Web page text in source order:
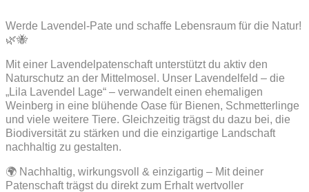
Werde Lavendel-Pate und schaffe Lebensraum für die Natur!
🌿🐝
Mit einer Lavendelpatenschaft unterstützt du aktiv den
Naturschutz an der Mittelmosel. Unser Lavendelfeld – die
„Lila Lavendel Lage“ – verwandelt einen ehemaligen
Weinberg in eine blühende Oase für Bienen, Schmetterlinge
und viele weitere Tiere. Gleichzeitig trägst du dazu bei, die
Biodiversität zu stärken und die einzigartige Landschaft
nachhaltig zu gestalten.
🌍 Nachhaltig, wirkungsvoll & einzigartig – Mit deiner
Patenschaft trägst du direkt zum Erhalt wertvoller